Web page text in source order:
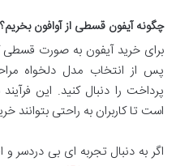
چگونه آیفون قسطی از آوافون بخریم؟
برای خرید آیفون به صورت
پس از انتخاب مدل دلخواه
پرداخت را دنبال کنید. این
است تا کاربران به راحتی بتوانند
اگر به دنبال تجربه ای بی دردسر